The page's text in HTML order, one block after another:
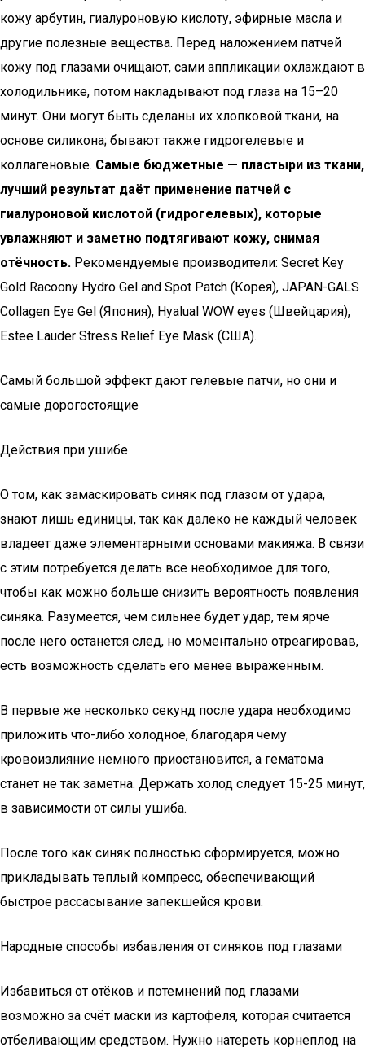
кожу арбутин, гиалуроновую кислоту, эфирные масла и
другие полезные вещества. Перед наложением патчей
кожу под глазами очищают, сами аппликации охлаждают в
холодильнике, потом накладывают под глаза на 15–20
минут. Они могут быть сделаны их хлопковой ткани, на
основе силикона; бывают также гидрогелевые и
коллагеновые. Самые бюджетные — пластыри из ткани,
лучший результат даёт применение патчей с
гиалуроновой кислотой (гидрогелевых), которые
увлажняют и заметно подтягивают кожу, снимая
отёчность. Рекомендуемые производители: Secret Key
Gold Racoony Hydro Gel and Spot Patch (Корея), JAPAN-GALS
Collagen Eye Gel (Япония), Hyalual WOW eyes (Швейцария),
Estee Lauder Stress Relief Eye Mask (США).
Самый большой эффект дают гелевые патчи, но они и
самые дорогостоящие
Действия при ушибе
О том, как замаскировать синяк под глазом от удара,
знают лишь единицы, так как далеко не каждый человек
владеет даже элементарными основами макияжа. В связи
с этим потребуется делать все необходимое для того,
чтобы как можно больше снизить вероятность появления
синяка. Разумеется, чем сильнее будет удар, тем ярче
после него останется след, но моментально отреагировав,
есть возможность сделать его менее выраженным.
В первые же несколько секунд после удара необходимо
приложить что-либо холодное, благодаря чему
кровоизлияние немного приостановится, а гематома
станет не так заметна. Держать холод следует 15-25 минут,
в зависимости от силы ушиба.
После того как синяк полностью сформируется, можно
прикладывать теплый компресс, обеспечивающий
быстрое рассасывание запекшейся крови.
Народные способы избавления от синяков под глазами
Избавиться от отёков и потемнений под глазами
возможно за счёт маски из картофеля, которая считается
отбеливающим средством. Нужно натереть корнеплод на